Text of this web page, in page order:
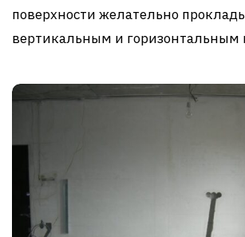
поверхности желательно
вертикальным и горизонтальным